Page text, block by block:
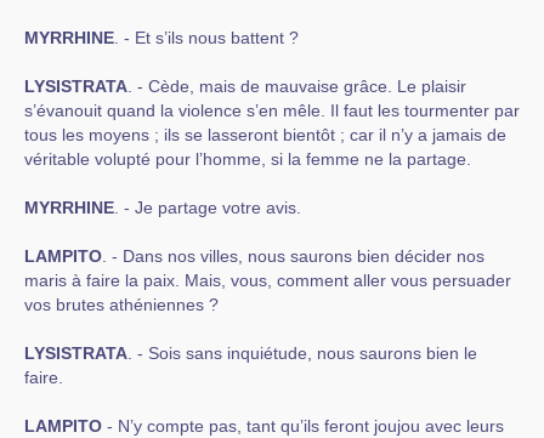
MYRRHINE . - Et s’ils nous battent ?
LYSISTRATA . - Cède, mais de mauvaise grâce. Le plaisir
s’évanouit quand la violence s’en mêle. Il faut les tourmenter par
tous les moyens ; ils se lasseront bientôt ; car il n’y a jamais de
véritable volupté pour l’homme, si la femme ne la partage.
MYRRHINE . - Je partage votre avis.
LAMPITO . - Dans nos villes, nous saurons bien décider nos
maris à faire la paix. Mais, vous, comment aller vous persuader
vos brutes athéniennes ?
LYSISTRATA . - Sois sans inquiétude, nous saurons bien le
faire.
LAMPITO - N’y compte pas, tant qu’ils feront joujou avec leurs